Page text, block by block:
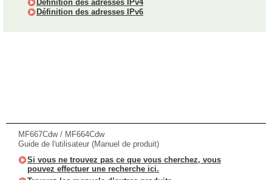
Définition des adresses IPv4
Définition des adresses IPv6
MF667Cdw / MF664Cdw
Guide de l'utilisateur (Manuel de produit)
Si vous ne trouvez pas ce que vous cherchez, vous
pouvez effectuer une recherche ici.